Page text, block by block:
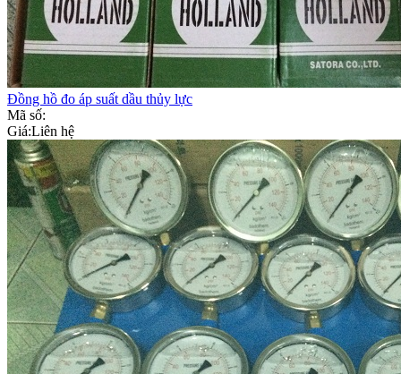
Đồng hồ đo áp suất dầu thủy lực
Mã số:
Giá:Liên hệ